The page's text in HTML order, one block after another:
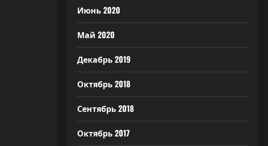
Июнь 2020
Май 2020
Декабрь 2019
Октябрь 2018
Сентябрь 2018
Октябрь 2017